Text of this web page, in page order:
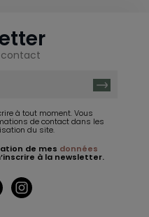
contact
à tout moment. Vous
de contact dans les
du site.
de mes données
à la newsletter.
Pinterest